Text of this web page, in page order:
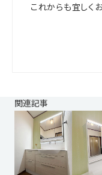
これからも宜しく
関連記事